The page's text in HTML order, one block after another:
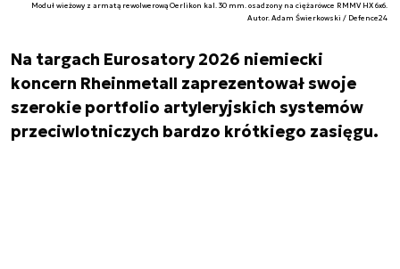
Moduł wieżowy z armatą rewolwerową Oerlikon kal. 30 mm. osadzony na ciężarówce RMMV HX 6x6.
Autor. Adam Świerkowski / Defence24
Na targach Eurosatory 2026 niemiecki
koncern Rheinmetall zaprezentował swoje
szerokie portfolio artyleryjskich systemów
przeciwlotniczych bardzo krótkiego zasięgu.